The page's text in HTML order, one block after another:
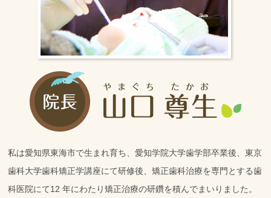
私は愛知県東海市で生まれ育ち、愛知学院大学歯学部卒業後、東京
歯科大学歯科矯正学講座にて研修後、矯正歯科治療を専門とする歯
科医院にて12 年にわたり矯正治療の研鑽を積んでまいりました。